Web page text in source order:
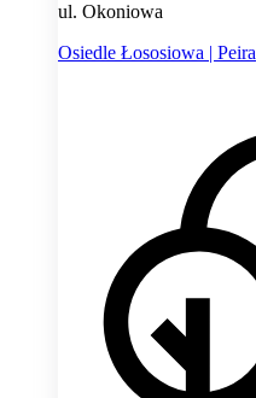
ul. Okoniowa
Osiedle Łososiowa | Peira